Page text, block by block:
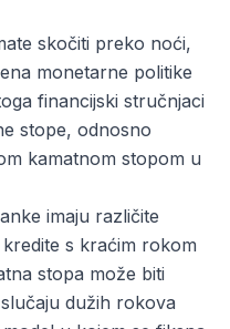
skočiti preko noći,
monetarne politike
financijski stručnjaci
stope, odnosno
kamatnom stopom u
imaju različite
s kraćim rokom
stopa može biti
dužih rokova